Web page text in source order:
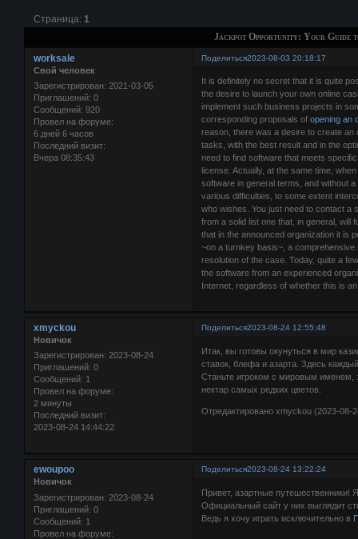
Jackpot Opportunity: Your Guide
Страница: 1
Поделиться2023-08-03 20:18:17
worksale
Свой человек
Зарегистрирован: 2021-03-05
Приглашений: 0
Сообщений: 920
Провел на форуме:
6 дней 6 часов
Последний визит:
Вчера 08:35:43
It is definitely no secret that it is quite
the desire to launch your own online
implement such business projects in
corresponding proposals ofopening an
reason, there was a desire to create an
tasks, with the best result and in the
need to find software that meets
license. Actually, at the same time,
software in general terms, and without
various difficulties, to some extent
who wishes. You just need to contact
from a solid list one that, in general, will
that in the announced organization it is
~on a turnkey basis~, a comprehensive
resolution of the case. Today, quite a
the software from an experienced
Internet, regardless of whether this is
Поделиться2023-08-24 12:55:48
xmyckou
Новичок
Зарегистрирован: 2023-08-24
Приглашений: 0
Сообщений: 1
Провел на форуме:
2 минуты
Последний визит:
2023-08-24 14:44:22
Итак, вы готовы окунуться в мир
ставок, блефа и азарта. Здесь
Станьте игроком с мировым именем,
нектар самых редких цветов.
Отредактировано xmyckou (2023-08-
Поделиться2023-08-24 13:22:24
ewoupoo
Новичок
Зарегистрирован: 2023-08-24
Приглашений: 0
Сообщений: 1
Провел на форуме:
Привет, азартные путешественники!
Официальный сайт у них выглядит
Ведь я хочу играть исключительно в